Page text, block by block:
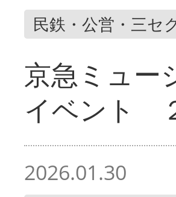
民鉄・公営・三セ
京急ミュ
イベント
2026.01.30